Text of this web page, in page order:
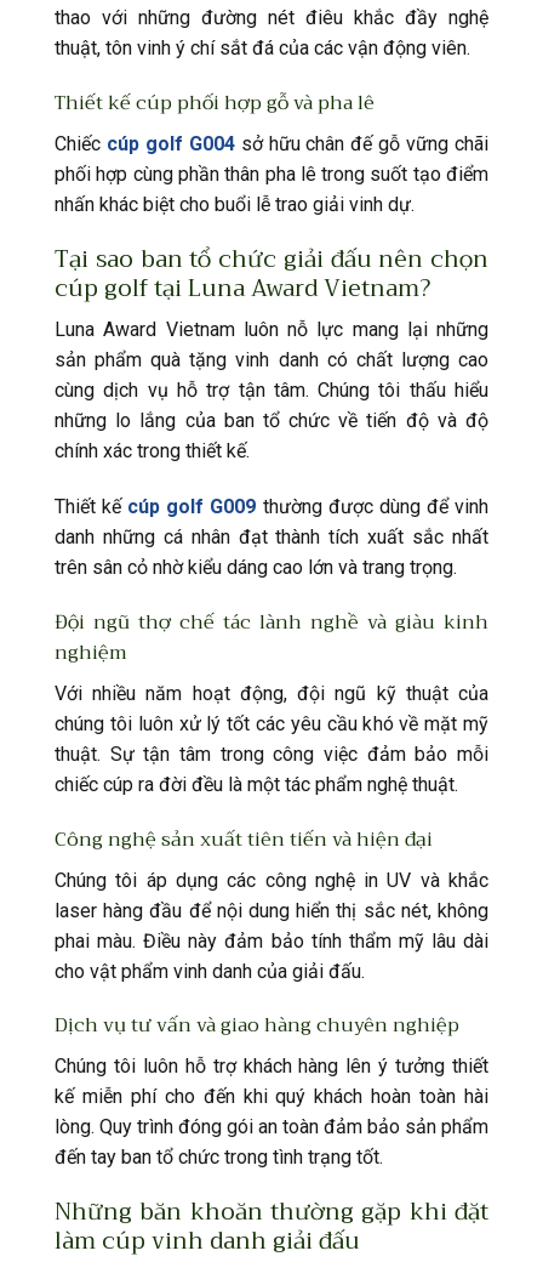
thao với những đường nét điêu khắc đầy nghệ
thuật, tôn vinh ý chí sắt đá của các vận động viên.
Thiết kế cúp phối hợp gỗ và pha lê
Chiếc cúp golf G004sở hữu chân đế gỗ vững chãi
phối hợp cùng phần thân pha lê trong suốt tạo điểm
nhấn khác biệt cho buổi lễ trao giải vinh dự.
Tại sao ban tổ chức giải đấu nên chọn
cúp golf tại Luna Award Vietnam?
Luna Award Vietnam luôn nỗ lực mang lại những
sản phẩm quà tặng vinh danh có chất lượng cao
cùng dịch vụ hỗ trợ tận tâm. Chúng tôi thấu hiểu
những lo lắng của ban tổ chức về tiến độ và độ
chính xác trong thiết kế.
Thiết kế cúp golf G009 thường được dùng để vinh
danh những cá nhân đạt thành tích xuất sắc nhất
trên sân cỏ nhờ kiểu dáng cao lớn và trang trọng.
Đội ngũ thợ chế tác lành nghề và giàu kinh
nghiệm
Với nhiều năm hoạt động, đội ngũ kỹ thuật của
chúng tôi luôn xử lý tốt các yêu cầu khó về mặt mỹ
thuật. Sự tận tâm trong công việc đảm bảo mỗi
chiếc cúp ra đời đều là một tác phẩm nghệ thuật.
Công nghệ sản xuất tiên tiến và hiện đại
Chúng tôi áp dụng các công nghệ in UV và khắc
laser hàng đầu để nội dung hiển thị sắc nét, không
phai màu. Điều này đảm bảo tính thẩm mỹ lâu dài
cho vật phẩm vinh danh của giải đấu.
Dịch vụ tư vấn và giao hàng chuyên nghiệp
Chúng tôi luôn hỗ trợ khách hàng lên ý tưởng thiết
kế miễn phí cho đến khi quý khách hoàn toàn hài
lòng. Quy trình đóng gói an toàn đảm bảo sản phẩm
đến tay ban tổ chức trong tình trạng tốt.
Những băn khoăn thường gặp khi đặt
làm cúp vinh danh giải đấu